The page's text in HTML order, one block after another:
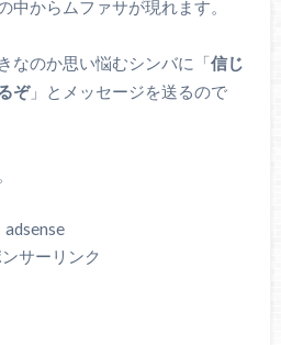
中からムファサが現れます。
なのか思い悩むシンバに「信じ
ぞ」とメッセージを送るので
adsense
サーリンク